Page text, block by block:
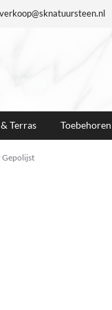
verkoop@sknatuursteen.nl
Terras Toebehoren
Gepolijst